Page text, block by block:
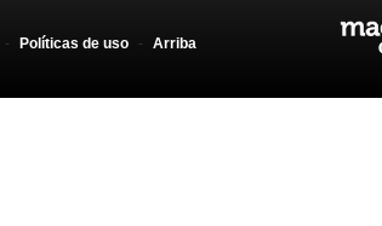
- Políticas de uso - Arriba